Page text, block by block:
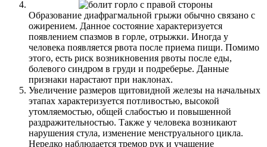
Образование диафрагмальной грыжи обычно связано с
ожирением. Данное состояние характеризуется
появлением спазмов в горле, отрыжки. Иногда у
человека появляется рвота после приема пищи. Помимо
этого, есть риск возникновения рвоты после еды,
болевого синдром в груди и подреберье. Данные
признаки нарастают при наклонах.
Увеличение размеров щитовидной железы на начальных
этапах характеризуется потливостью, высокой
утомляемостью, общей слабостью и повышенной
раздражительностью. Также у человека возникают
нарушения стула, изменение менструального цикла.
Нередко наблюдается тремор рук и учащение